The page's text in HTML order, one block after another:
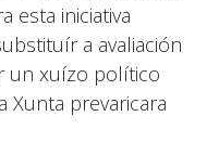
esta iniciativa
a avaliación
un xuízo político
Xunta prevaricara